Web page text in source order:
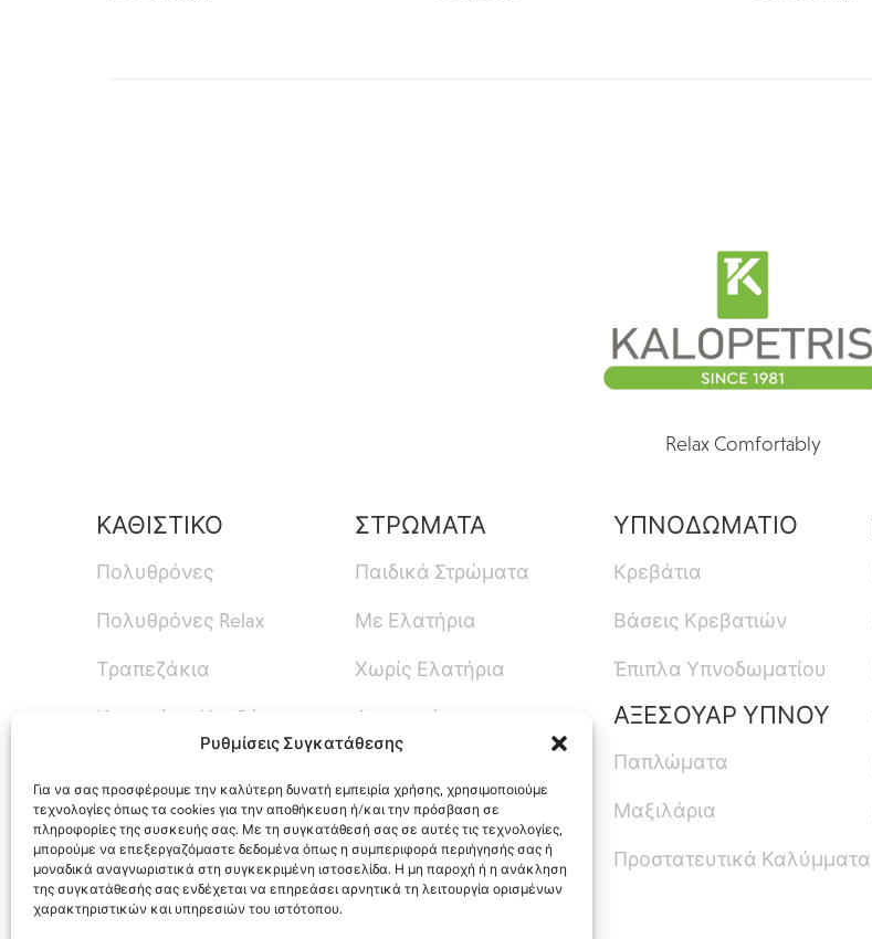
Ρυθμίσεις Συγκατάθεσης
Για να σας προσφέρουμε την καλύτερη δυνατή εμπειρία χρήσης, χρησιμοποιούμε
τεχνολογίες όπως τα cookies για την αποθήκευση ή/και την πρόσβαση σε
πληροφορίες της συσκευής σας. Με τη συγκατάθεσή σας σε αυτές τις τεχνολογίες,
μπορούμε να επεξεργαζόμαστε δεδομένα όπως η συμπεριφορά περιήγησής σας ή
μοναδικά αναγνωριστικά στη συγκεκριμένη ιστοσελίδα. Η μη παροχή ή η ανάκληση
της συγκατάθεσής σας ενδέχεται να επηρεάσει αρνητικά τη λειτουργία ορισμένων
χαρακτηριστικών και υπηρεσιών του ιστότοπου.
Relax Comfortably
ΚΑΘΙΣΤΙΚΟ
Πολυθρόνες
Πολυθρόνες Relax
Τραπεζάκια
Καναπές – Κρεβάτι
ΣΤΡΩΜΑΤΑ
Παιδικά Στρώματα
Με Ελατήρια
Χωρίς Ελατήρια
Ανωστρώματα
ΥΠΝΟΔΩΜΑΤΙΟ
Κρεβάτια
Βάσεις Κρεβατιών
Έπιπλα Υπνοδωματίου
ΑΞΕΣΟΥΑΡ ΥΠΝΟΥ
Παπλώματα
Μαξιλάρια
Προστατευτικά Καλύμματα